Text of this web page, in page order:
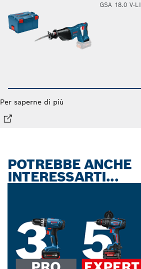
GSA 18.0 V-LI
Per saperne di più
POTREBBE ANCHE
INTERESSARTI...